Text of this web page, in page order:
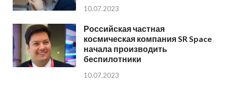
10.07.2023
Российская частная
космическая компания SR Space
начала производить
беспилотники
10.07.2023